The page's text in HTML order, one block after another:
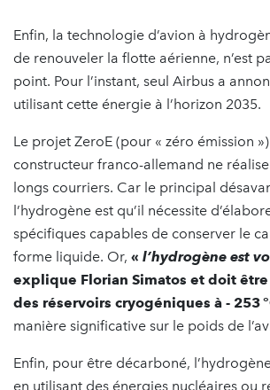
Enfin, la technologie d’avion à
de renouveler la flotte aérienne, n’est
point. Pour l’instant, seul Airbus a
utilisant cette énergie à l’horizon 2035.
Le projet ZeroE (pour « zéro émission
constructeur franco-allemand ne
longs courriers. Car le principal
l’hydrogène est qu’il nécessite
spécifiques capables de conserver le
forme liquide. Or, « l’hydrogène est
explique Florian Simatos et doit être
des réservoirs cryogéniques à - 253
manière significative sur le poids de
Enfin, pour être décarboné,
en utilisant des énergies nucléaires ou